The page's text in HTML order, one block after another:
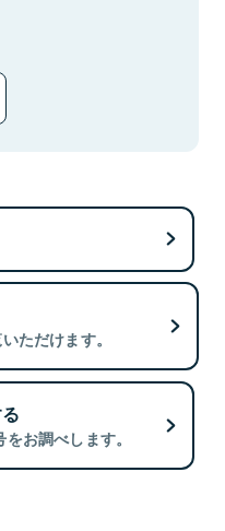
ただけます。
お調べします。